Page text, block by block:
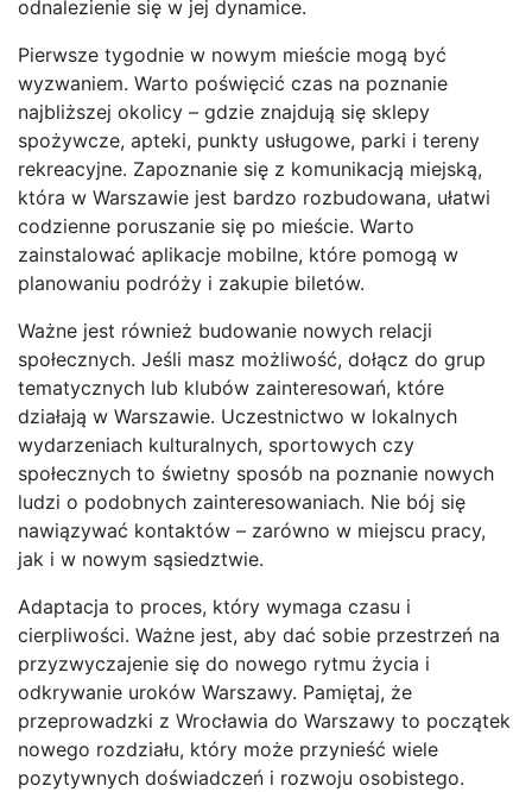
odnalezienie się w jej dynamice.
Pierwsze tygodnie w nowym mieście mogą być
wyzwaniem. Warto poświęcić czas na poznanie
najbliższej okolicy – gdzie znajdują się sklepy
spożywcze, apteki, punkty usługowe, parki i tereny
rekreacyjne. Zapoznanie się z komunikacją miejską,
która w Warszawie jest bardzo rozbudowana, ułatwi
codzienne poruszanie się po mieście. Warto
zainstalować aplikacje mobilne, które pomogą w
planowaniu podróży i zakupie biletów.
Ważne jest również budowanie nowych relacji
społecznych. Jeśli masz możliwość, dołącz do grup
tematycznych lub klubów zainteresowań, które
działają w Warszawie. Uczestnictwo w lokalnych
wydarzeniach kulturalnych, sportowych czy
społecznych to świetny sposób na poznanie nowych
ludzi o podobnych zainteresowaniach. Nie bój się
nawiązywać kontaktów – zarówno w miejscu pracy,
jak i w nowym sąsiedztwie.
Adaptacja to proces, który wymaga czasu i
cierpliwości. Ważne jest, aby dać sobie przestrzeń na
przyzwyczajenie się do nowego rytmu życia i
odkrywanie uroków Warszawy. Pamiętaj, że
przeprowadzki z Wrocławia do Warszawy to początek
nowego rozdziału, który może przynieść wiele
pozytywnych doświadczeń i rozwoju osobistego.